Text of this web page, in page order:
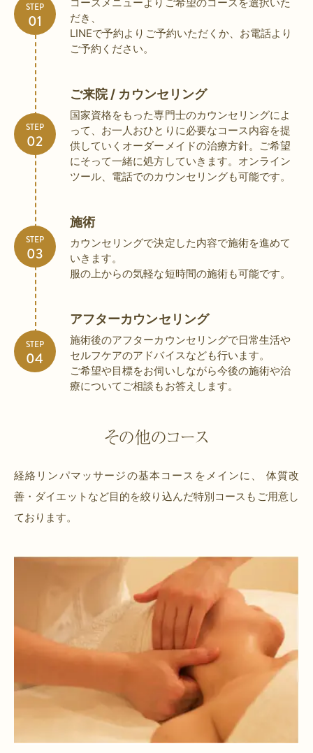
STEP
だき、
LINEで予約よりご予約いただくか、お電話より
ご予約ください。
STEP
ご来院 / カウンセリング
国家資格をもった専門士のカウンセリングによ
って、お一人おひとりに必要なコース内容を提
供していくオーダーメイドの治療方針。ご希望
にそって一緒に処方していきます。オンライン
ツール、電話でのカウンセリングも可能です。
STEP
施術
カウンセリングで決定した内容で施術を進めて
いきます。
服の上からの気軽な短時間の施術も可能です。
STEP
アフターカウンセリング
施術後のアフターカウンセリングで日常生活や
セルフケアのアドバイスなども行います。
ご希望や目標をお伺いしながら今後の施術や治
療についてご相談もお答えします。
その他のコース
経絡リンパマッサージの基本コースをメインに、
体質改
善・ダイエットなど目的を絞り込んだ特別コースもご用意し
ております。